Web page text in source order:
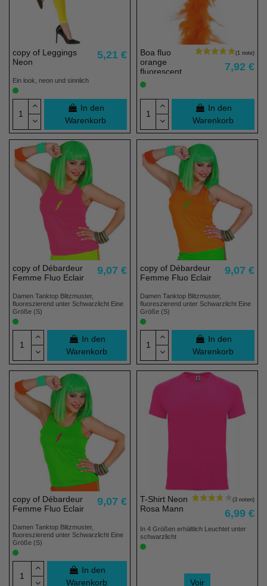
copy of Leggings
Neon
5,21 €
Ein look, neon und sinnlich
In den
Warenkorb
Boa fluo
orange
fluorescent
2m45
7,92 €
In den
Warenkorb
copy of Débardeur
Femme Fluo Eclair
9,07 €
Damen Tanktop Blitzmuster,
fluoreszierend unter Schwarzlicht Eine
Größe (S)
In den
Warenkorb
copy of Débardeur
Femme Fluo Eclair
9,07 €
Damen Tanktop Blitzmuster,
fluoreszierend unter Schwarzlicht Eine
Größe (S)
In den
Warenkorb
copy of Débardeur
Femme Fluo Eclair
9,07 €
Damen Tanktop Blitzmuster,
fluoreszierend unter Schwarzlicht Eine
Größe (S)
In den
Warenkorb
T-Shirt Neon
Rosa Mann
6,99 €
In 4 Größen erhältlich Leuchtet unter
schwarzlicht
Voir